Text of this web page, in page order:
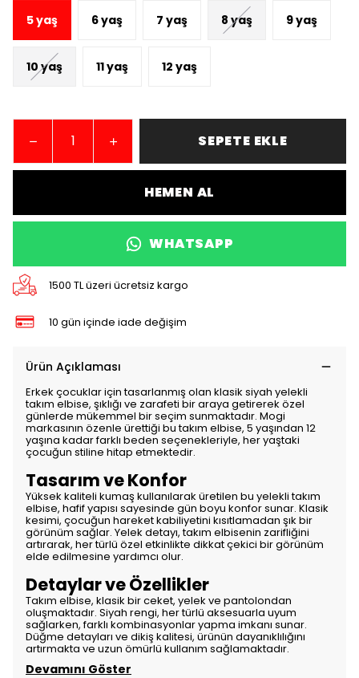
5 yaş 6 yaş 7 yaş 8 yaş 9 yaş
10 yaş 11 yaş 12 yaş
SEPETE EKLE
HEMEN AL
WHATSAPP
1500 TL üzeri ücretsiz kargo
10 gün içinde iade değişim
Ürün Açıklaması
Erkek çocuklar için tasarlanmış olan klasik siyah yelekli
takım elbise, şıklığı ve zarafeti bir araya getirerek özel
günlerde mükemmel bir seçim sunmaktadır. Mogi
markasının özenle ürettiği bu takım elbise, 5 yaşından 12
yaşına kadar farklı beden seçenekleriyle, her yaştaki
çocuğun stiline hitap etmektedir.
Tasarım ve Konfor
Yüksek kaliteli kumaş kullanılarak üretilen bu yelekli takım
elbise, hafif yapısı sayesinde gün boyu konfor sunar. Klasik
kesimi, çocuğun hareket kabiliyetini kısıtlamadan şık bir
görünüm sağlar. Yelek detayı, takım elbisenin zarifliğini
artırarak, her türlü özel etkinlikte dikkat çekici bir görünüm
elde edilmesine yardımcı olur.
Detaylar ve Özellikler
Takım elbise, klasik bir ceket, yelek ve pantolondan
oluşmaktadır. Siyah rengi, her türlü aksesuarla uyum
sağlarken, farklı kombinasyonlar yapma imkanı sunar.
Düğme detayları ve dikiş kalitesi, ürünün dayanıklılığını
artırmakta ve uzun ömürlü kullanım sağlamaktadır.
Devamını Göster